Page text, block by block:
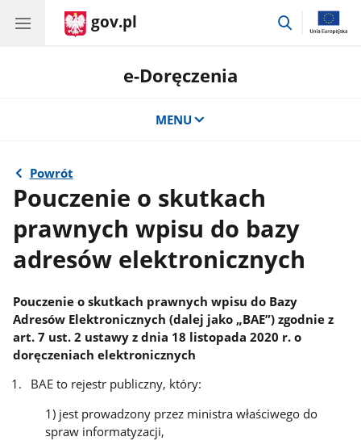
gov.pl
przejdź
e-Doręczenia
MENU
Powrót
Pouczenie o skutkach
prawnych wpisu do bazy
adresów elektronicznych
Pouczenie o skutkach prawnych wpisu do Bazy
Adresów Elektronicznych (dalej jako „BAE”) zgodnie z
art. 7 ust. 2 ustawy z dnia 18 listopada 2020 r. o
doręczeniach elektronicznych
BAE to rejestr publiczny, który:
1) jest prowadzony przez ministra właściwego do
spraw informatyzacji,